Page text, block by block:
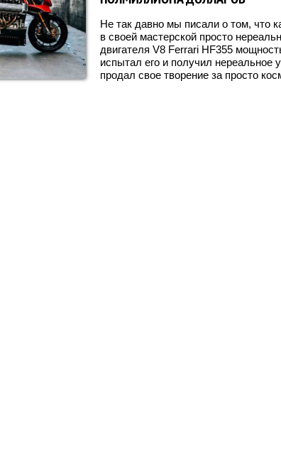
Не так давно мы писали о том, что
в своей мастерской просто
двигателя V8 Ferrari HF355
испытал его и получил нереальное
продал свое творение за просто